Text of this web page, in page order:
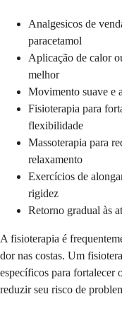
Analgesicos de
paracetamol
Aplicação de calor
melhor
Movimento suave e
Fisioterapia para
flexibilidade
Massoterapia para
relaxamento
Exercícios de
rigidez
Retorno gradual às
A fisioterapia é
dor nas costas. Um
específicos para fortalecer
reduzir seu risco de